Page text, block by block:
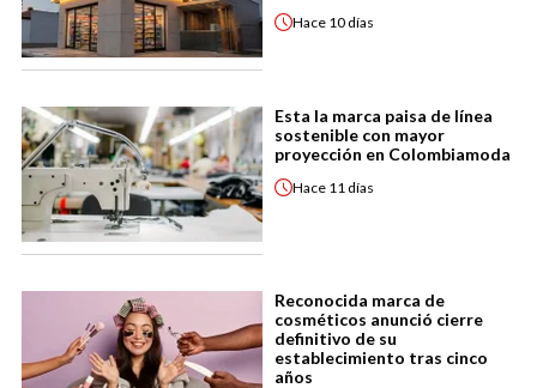
Hace 10 días
Esta la marca paisa de línea
sostenible con mayor
proyección en Colombiamoda
Hace 11 días
Reconocida marca de
cosméticos anunció cierre
definitivo de su
establecimiento tras cinco
años